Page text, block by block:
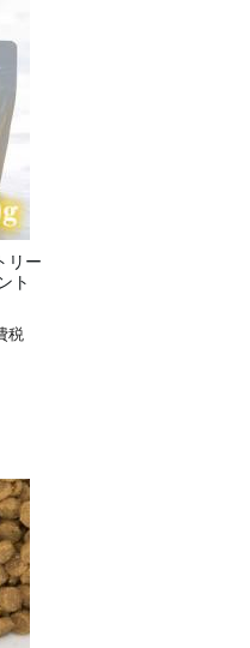
リー
ト
税